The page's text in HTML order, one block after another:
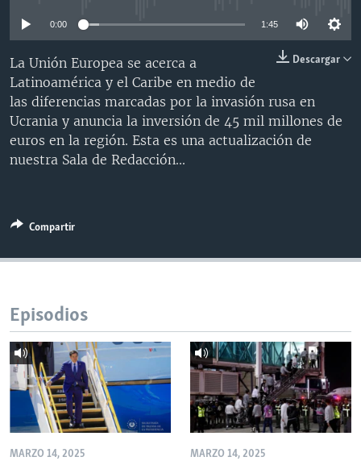
BRASIL
ENTRETENIMIENTO Y CULTURA
TECNOLOGÍA
DEPORTES
CIENCIA Y SALUD
VIDEOS
FOTOGRAFÍA
AUDIOS
PROGRAMAS TV
EL MUNDO AL DÍA
FORO INTERAMERICANO
VISIÓN 360
LAS CLAVES
RADIO
AVANCE INFORMATIVO
AUDIONOTICIAS
BUENOS DÍAS AMÉRICA
NOTA ECONÓMICA
ENTRETENIMIENTO
DIRECT
DOCUMENTALES DE LA VOA
SÍGANOS
0:00 1:45
Descargar
La Unión Europea se acerca a
Latinoamérica y el Caribe en medio de
las diferencias marcadas por la invasión rusa en
Ucrania y anuncia la inversión de 45 mil millones de
euros en la región. Esta es una actualización de
nuestra Sala de Redacción...
Compartir
Episodios
MARZO 14, 2025 MARZO 14, 2025